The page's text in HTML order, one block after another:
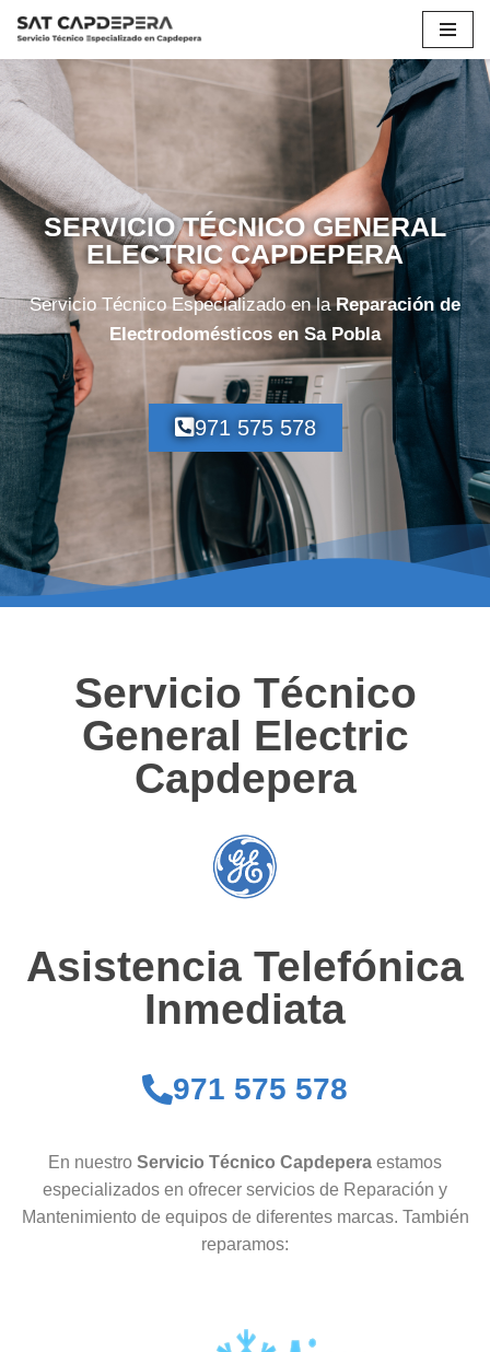
Saltar
al
contenido
SERVICIO TÉCNICO GENERAL
ELECTRIC CAPDEPERA
Servicio Técnico Especializado en laReparación de
Electrodomésticos en Sa Pobla
971 575 578
Servicio Técnico
General Electric
Capdepera
Asistencia Telefónica
Inmediata
971 575 578
En nuestro Servicio Técnico Capdepera estamos
especializados en ofrecer servicios de Reparación y
Mantenimiento de equipos de diferentes marcas. También
reparamos: